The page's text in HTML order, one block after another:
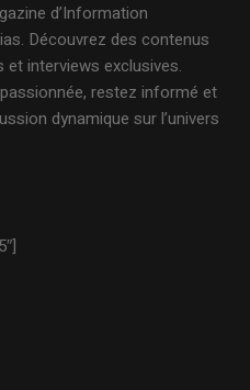
d’Information
Découvrez des contenus
et interviews exclusives.
restez informé et
dynamique sur l’univers